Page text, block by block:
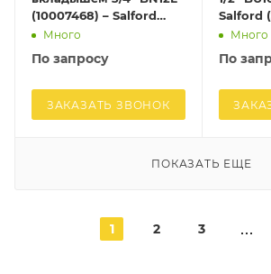
(10007468) – Salford
(арт. BN12L (10007468))
Много
По запросу
ЗАКАЗАТЬ ЗВОНОК
Salford
Много
По
ПОКАЗАТЬ ЕЩЕ
1 2 3